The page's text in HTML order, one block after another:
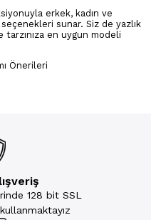
erkek, kadın ve
sunar. Siz de yazlık
tarzınıza en uygun modeli
Önerileri
128 bit SSL